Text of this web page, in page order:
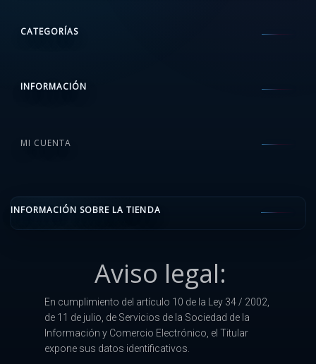
CATEGORÍAS
INFORMACIÓN
MI CUENTA
INFORMACIÓN SOBRE LA TIENDA
Aviso legal:
En cumplimiento del artículo 10 de la Ley 34 / 2002,
de 11 de julio, de Servicios de la Sociedad de la
Información y Comercio Electrónico, el Titular
expone sus datos identificativos.